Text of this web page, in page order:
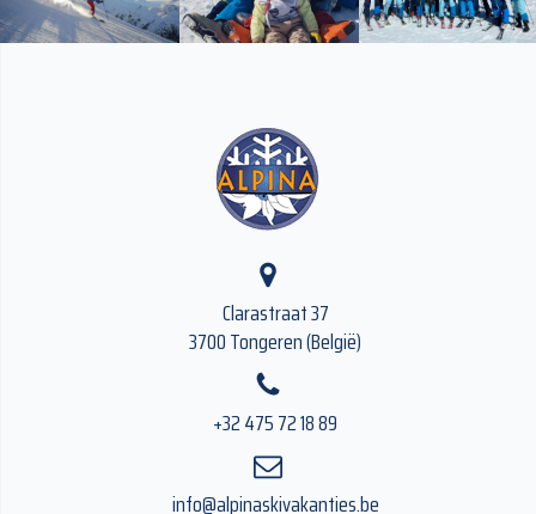
Clarastraat 37
3700 Tongeren (België)
+32 475 72 18 89
info@alpinaskivakanties.be